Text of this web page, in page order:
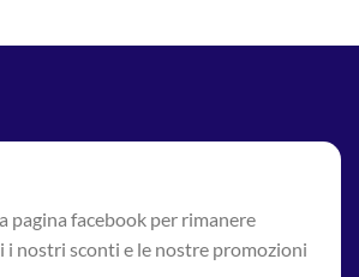
pagina facebook per rimanere
nostri sconti e le nostre promozioni